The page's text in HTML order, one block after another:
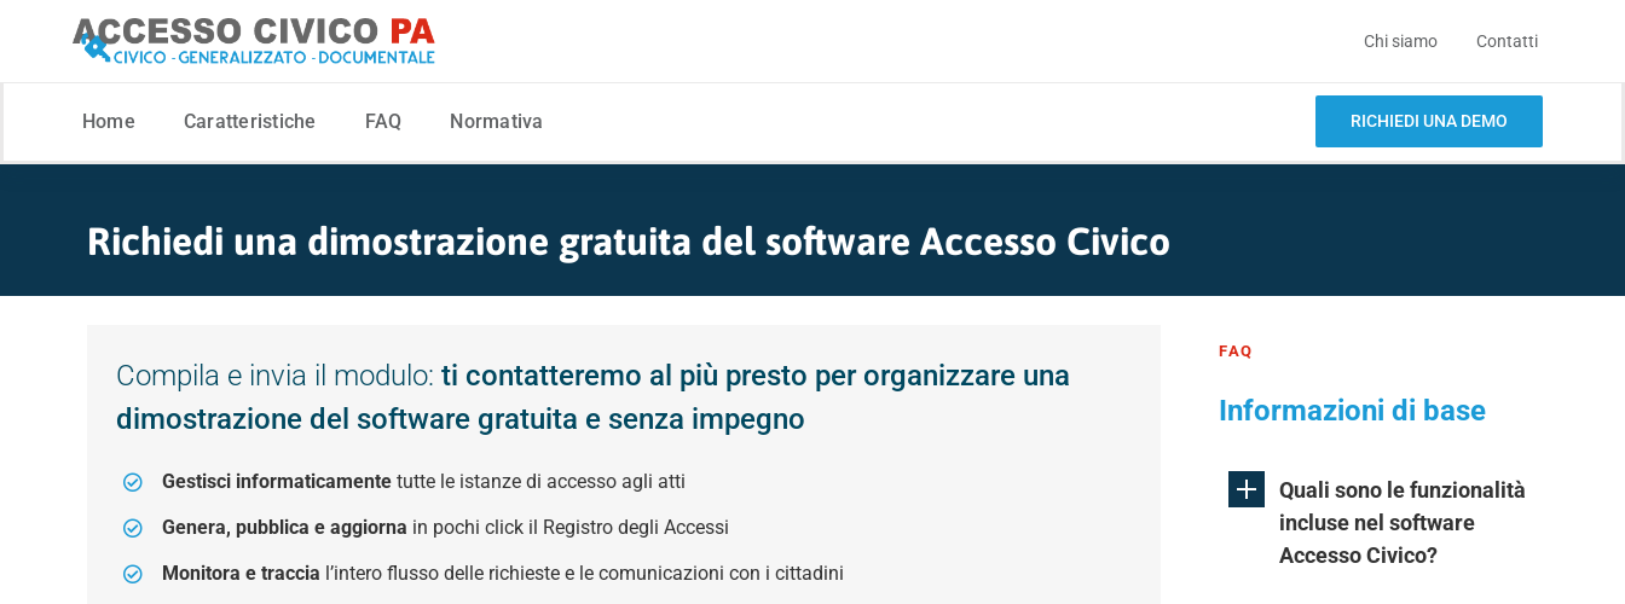
Chi siamo Contatti
Home Caratteristiche FAQ Normativa RICHIEDI UNA DEMO
Richiedi una dimostrazione gratuita del software Accesso Civico
Compila e invia il modulo: ti contatteremo al più presto per organizzare una
dimostrazione del software gratuita e senza impegno
Gestisci informaticamentetutte le istanze di accesso agli atti
Genera, pubblica e aggiorna in pochi click il Registro degli Accessi
Monitora e traccia l’intero flusso delle richieste e le comunicazioni con i cittadini
FAQ
Informazioni di base
Quali sono le funzionalità
incluse nel software
Accesso Civico?